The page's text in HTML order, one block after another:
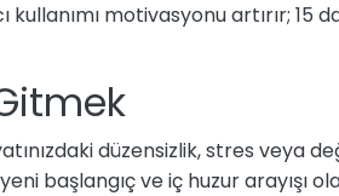
motivasyonu artırır; 15
düzensizlik, stres veya
başlangıç ve iç huzur arayışı